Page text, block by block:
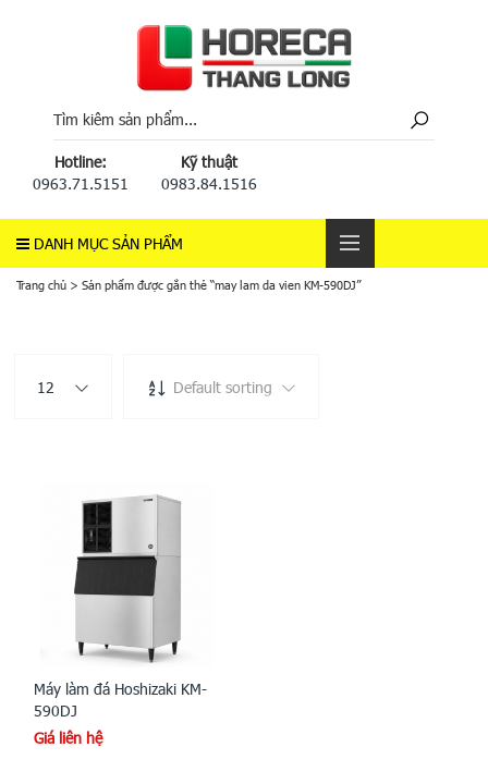
Hotline:
0963.71.5151
Kỹ thuật
0983.84.1516
DANH MỤC SẢN PHẨM
Trang chủ > Sản phẩm được gắn thẻ “may lam da vien KM-590DJ”
12 Default sorting
Máy làm đá Hoshizaki KM-
590DJ
Giá liên hệ